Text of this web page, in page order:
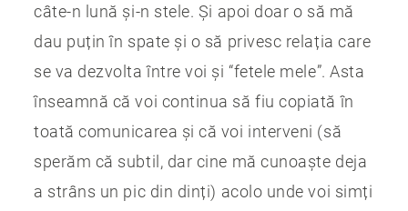
câte-n lună și-n stele. Și apoi doar o să mă
dau puțin în spate și o să privesc relația care
se va dezvolta între voi și “fetele mele”. Asta
înseamnă că voi continua să fiu copiată în
toată comunicarea și că voi interveni (să
sperăm că subtil, dar cine mă cunoaște deja
a strâns un pic din dinți) acolo unde voi simți